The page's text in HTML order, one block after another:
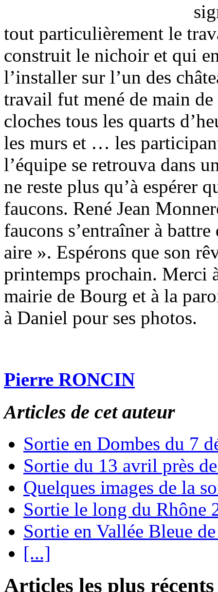
tout particulièrement le
construit le nichoir et qui
l’installer sur l’un des
travail fut mené de main
cloches tous les quarts
les murs et … les
l’équipe se retrouva dans
ne reste plus qu’à espérer
faucons. René Jean
faucons s’entraîner à
aire ». Espérons que son
printemps prochain. Merci
mairie de Bourg et à la
à Daniel pour ses photos.
Pierre RONCIN
Articles de cet auteur
Sortie en Dombes du 7
Sortie du 13 avril près
Quelques images de la
Sortie le long du Rhône
Sortie en Vallée Bleue
[...]
Articles les plus récents